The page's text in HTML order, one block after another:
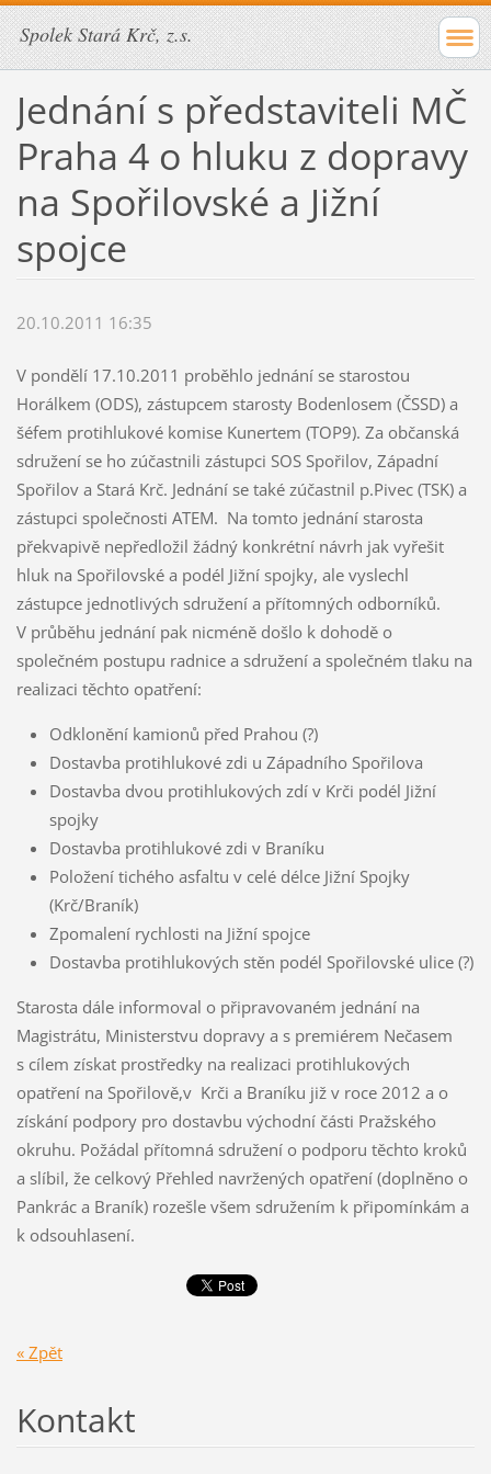
Spolek Stará Krč, z.s.
Jednání s představiteli MČ
Praha 4 o hluku z dopravy
na Spořilovské a Jižní
spojce
20.10.2011 16:35
V pondělí 17.10.2011 proběhlo jednání se starostou
Horálkem (ODS), zástupcem starosty Bodenlosem (ČSSD) a
šéfem protihlukové komise Kunertem (TOP9). Za občanská
sdružení se ho zúčastnili zástupci SOS Spořilov, Západní
Spořilov a Stará Krč. Jednání se také zúčastnil p.Pivec (TSK) a
zástupci společnosti ATEM. Na tomto jednání starosta
překvapivě nepředložil žádný konkrétní návrh jak vyřešit
hluk na Spořilovské a podél Jižní spojky, ale vyslechl
zástupce jednotlivých sdružení a přítomných odborníků.
V průběhu jednání pak nicméně došlo k dohodě o
společném postupu radnice a sdružení a společném tlaku na
realizaci těchto opatření:
Odklonění kamionů před Prahou (?)
Dostavba protihlukové zdi u Západního Spořilova
Dostavba dvou protihlukových zdí v Krči podél Jižní
spojky
Dostavba protihlukové zdi v Braníku
Položení tichého asfaltu v celé délce Jižní Spojky
(Krč/Braník)
Zpomalení rychlosti na Jižní spojce
Dostavba protihlukových stěn podél Spořilovské ulice (?)
Starosta dále informoval o připravovaném jednání na
Magistrátu, Ministerstvu dopravy a s premiérem Nečasem
s cílem získat prostředky na realizaci protihlukových
opatření na Spořilově,v Krči a Braníku již v roce 2012 a o
získání podpory pro dostavbu východní části Pražského
okruhu. Požádal přítomná sdružení o podporu těchto kroků
a slíbil, že celkový Přehled navržených opatření (doplněno o
Pankrác a Braník) rozešle všem sdružením k připomínkám a
k odsouhlasení.
« Zpět
Kontakt